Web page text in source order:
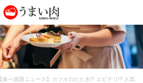
【食べ放題ニュース】カツオのたたき!? エビチリ!? 人気